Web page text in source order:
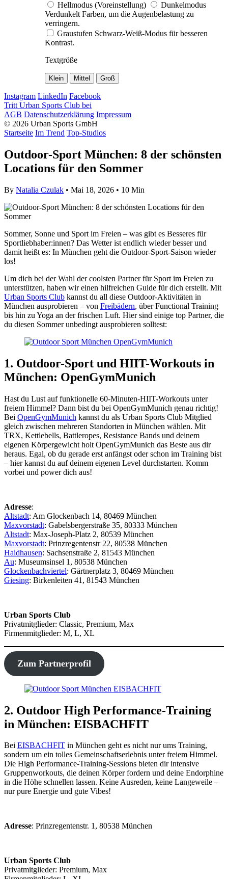
Hellmodus (Voreinstellung)
Dunkelmodus
Verdunkelt Farben, um die Augenbelastung zu
verringern.
Graustufen Schwarz-Weiß-Modus für besseren
Kontrast.
Textgröße
Klein Mittel Groß
Instagram LinkedIn Facebook
Tritt Urban Sports Club bei
AGB Datenschutzerklärung Impressum
© 2026 Urban Sports GmbH
Startseite Im Trend Top-Studios
Outdoor-Sport München: 8 der schönsten
Locations für den Sommer
By Natalia Czulak • Mai 18, 2026 • 10 Min
Sommer, Sonne und Sport im Freien – was gibt es Besseres für
Sportliebhaber:innen? Das Wetter ist endlich wieder besser und
damit heißt es: In München geht die Outdoor-Sport-Saison wieder
los!
Um dich bei der Wahl der coolsten Partner für Sport im Freien zu
unterstützen, haben wir einen hilfreichen Guide für dich erstellt. Mit
Urban Sports Club kannst du all diese Outdoor-Aktivitäten in
München ausprobieren – von Freibädern, über Functional Training
bis hin zu Yoga an der frischen Luft. Hier sind einige top Partner, die
du diesen Sommer unbedingt ausprobieren solltest:
1. Outdoor-Sport und HIIT-Workouts in
München: OpenGymMunich
Hast du Lust auf funktionelle 60-Minuten-HIIT-Workouts unter
freiem Himmel? Dann bist du bei OpenGymMunich genau richtig!
Bei OpenGymMunich kannst du als Urban Sports Club Mitglied
gleich zwischen mehreren Standorten in München wählen. Mit
TRX, Kettlebells, Battleropes, Resistance Bands und deinem
eigenen Körpergewicht holt OpenGymMunich das Beste aus dir
heraus. Egal, ob du gerade erst anfängst oder schon im Training bist
– hier kannst du auf deinem eigenen Level durchstarten. Komm
vorbei und power dich aus!
Adresse:
Altstadt: Am Glockenbach 14, 80469 München
Maxvorstadt: Gabelsbergerstraße 35, 80333 München
Altstadt: Max-Joseph-Platz 2, 80539 München
Maxvorstadt: Prinzregentenstr 22, 80538 München
Haidhausen: Sachsenstraße 2, 81543 München
Au: Museumsinsel 1, 80538 München
Glockenbachviertel: Gärtnerplatz 3, 80469 München
Giesing: Birkenleiten 41, 81543 München
Urban Sports Club
Privatmitglieder: Classic, Premium, Max
Firmenmitglieder: M, L, XL
Zum Partnerprofil
2. Outdoor High Performance-Training
in München: EISBACHFIT
Bei EISBACHFIT in München geht es nicht nur ums Training,
sondern um ein tolles Gemeinschaftserlebnis unter freiem Himmel.
Die High Performance-Training-Sessions bieten dir intensive
Gruppenworkouts, die deinen Körper fordern und deine Endorphine
in die Höhe schnellen lassen. Keine Ausreden, keine Langeweile –
nur pure Energie und gute Vibes!
Adresse: Prinzregentenstr. 1, 80538 München
Urban Sports Club
Privatmitglieder: Premium, Max